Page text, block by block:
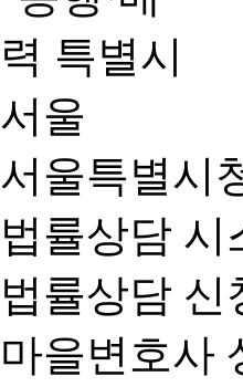
서울특별시
법률상담 시
법률상담 신
마을변호사